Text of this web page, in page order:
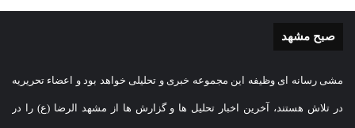
صبح مشهد
مشی رسانه ای وظیفه این مجموعه خبری و تحلیلی خواهد بود و اعضاء تحریریه
در تلاش هستند، آخرین اخبار تحلیل ها و گزارش ها از مشهد الرضا (ع) را در